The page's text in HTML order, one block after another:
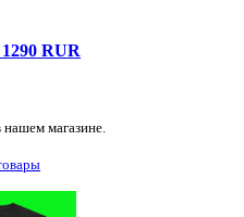
RUR
магазине.